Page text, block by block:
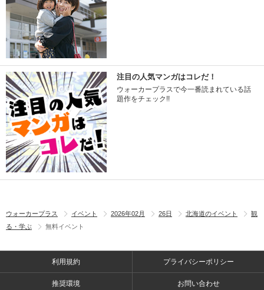
注目の人気マンガはコレだ！
ウォーカープラスで今一番読まれている話
題作をチェック!!
ウォーカープラス イベント 2026年02月 26日 北海道のイベント
観
る・学ぶ
無料イベント
利用規約 プライバシーポリシー
推奨環境 お問い合わせ